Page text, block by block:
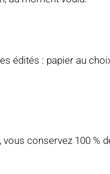
édités : papier au
conservez 100 %